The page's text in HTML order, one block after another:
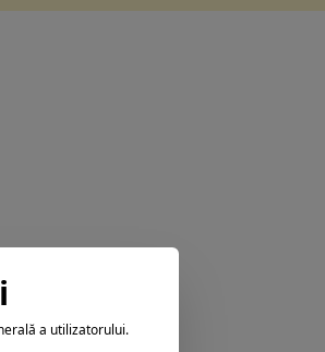
a utilizatorului.